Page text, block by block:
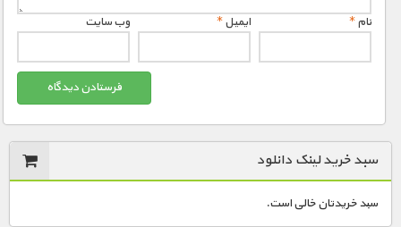
نام* ایمیل* وب‌ سایت
سبد خرید لینک دانلود
سبد خریدتان خالی است.